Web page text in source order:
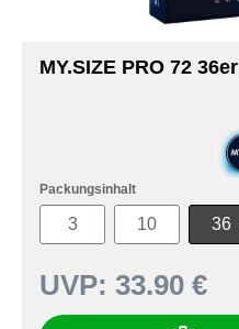
MY.SIZE PRO 72 36er
Packungsinhalt
3 10 36
UVP: 33.90 €